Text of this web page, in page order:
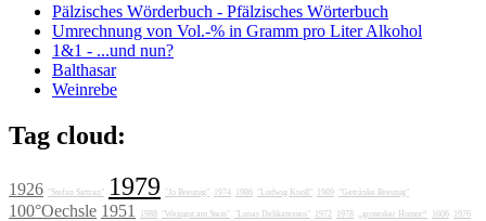
Pälzisches Wörderbuch - Pfälzisches Wörterbuch
Umrechnung von Vol.-% in Gramm pro Liter Alkohol
1&1 - ...und nun?
Balthasar
Weinrebe
Tag cloud:
1926 "Stefan Sattran" 1979 "Jo Breunig" 1974 1986 "Ludwig Knoll" 1989 "Getränke Breunig"
100°Oechsle 1951 1988 "Weingut am Stein" "Lunas Delikatessen" 1972 1978 „grotesker Humor“ 1606
1976